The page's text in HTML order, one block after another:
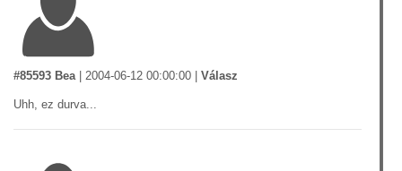
#85593 Bea| 2004-06-12 00:00:00 Válasz
Uhh, ez durva...